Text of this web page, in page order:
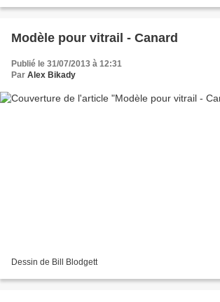
Modèle pour vitrail - Canard
Publié le 31/07/2013 à 12:31
Par Alex Bikady
Dessin de Bill Blodgett